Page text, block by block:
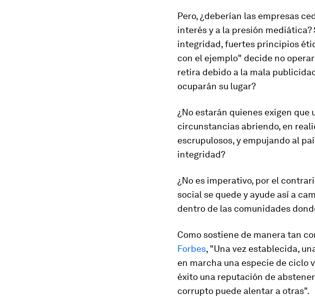
Pero, ¿deberían las empresas
interés y a la presión
integridad, fuertes principios
con el ejemplo" decide no
retira debido a la mala
ocuparán su lugar?
¿No estarán quienes exigen que
circunstancias abriendo, en
escrupulosos, y empujando al
integridad?
¿No es imperativo, por el
social se quede y ayude así a
dentro de las comunidades
Como sostiene de manera tan
Forbes, "Una vez establecida,
en marcha una especie de ciclo
éxito una reputación de
corrupto puede alentar a otras".